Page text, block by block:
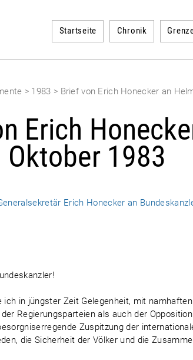
Startseite Chronik
> 1983 > Brief von Erich Honecker an
Erich
Oktober 1983
Erich Honecker an
ich in jüngster Zeit Gelegenheit, mit
Regierungsparteien als auch der
Zuspitzung der
die Sicherheit der Völker und die